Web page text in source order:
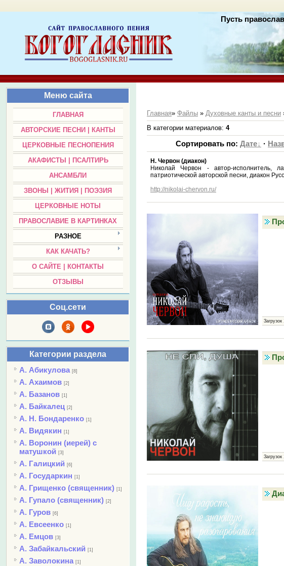
Пусть
Меню сайта
ГЛАВНАЯ
АВТОРСКИЕ ПЕСНИ | КАНТЫ
ЦЕРКОВНЫЕ ПЕСНОПЕНИЯ
АКАФИСТЫ | ПСАЛТИРЬ
АНСАМБЛИ
ЗВОНЫ | ЖИТИЯ | ПОЭЗИЯ
ЦЕРКОВНЫЕ НОТЫ
ПРАВОСЛАВИЕ В КАРТИНКАХ
РАЗНОЕ
КАК КАЧАТЬ?
О САЙТЕ | КОНТАКТЫ
ОТЗЫВЫ
Соц.сети
Категории раздела
А. Абикулова [8]
А. Ахаимов [2]
А. Базанов [1]
А. Байкалец [2]
А. Н. Бондаренко [1]
А. Видякин [1]
А. Воронин (иерей) с
матушкой [3]
А. Галицкий [6]
А. Государкин [1]
А. Грищенко (священник) [1]
А. Гупало (священник) [2]
А. Гуров [6]
А. Евсеенко [1]
А. Емцов [3]
А. Забайкальский [1]
А. Заволокина [1]
Главная»Файлы »Духовные канты и песни
В категории материалов:4
Сортировать по: Дате ·
Н. Червон (диакон)
Николай Червон - автор-исполнитель,
патриотической авторской песни, диакон
http://nikolai-chervon.ru/